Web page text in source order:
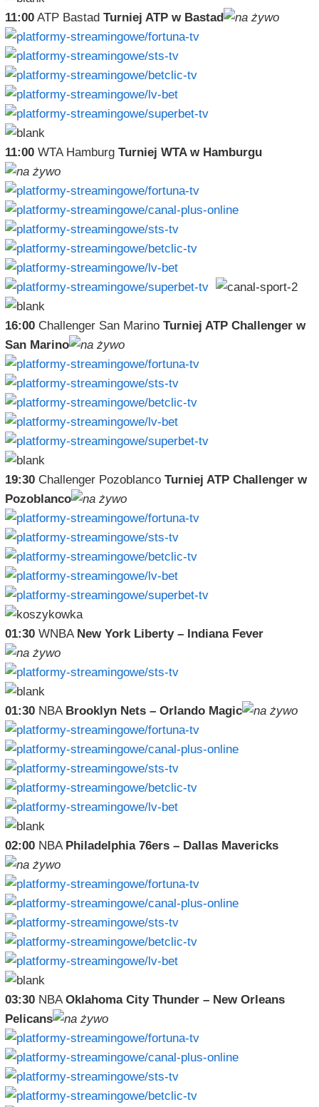
11:00ATP Bastad Turniej ATP w Bastad
11:00WTA Hamburg Turniej WTA w Hamburgu
16:00Challenger San Marino Turniej ATP Challenger w
San Marino
19:30Challenger Pozoblanco Turniej ATP Challenger w
Pozoblanco
01:30WNBA New York Liberty – Indiana Fever
01:30NBA Brooklyn Nets – Orlando Magic
02:00NBA Philadelphia 76ers – Dallas Mavericks
03:30NBAOklahoma City Thunder – New Orleans
Pelicans